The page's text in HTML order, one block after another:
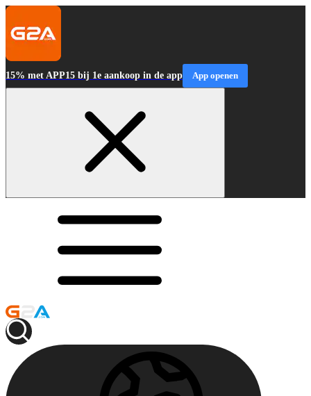
15% met APP15 bij 1e aankoop in de app App openen